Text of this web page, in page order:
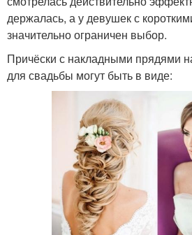
держалась, а у девушек с
значительно ограничен выбор.
Причёски с накладными прядями
для свадьбы могут быть в виде: